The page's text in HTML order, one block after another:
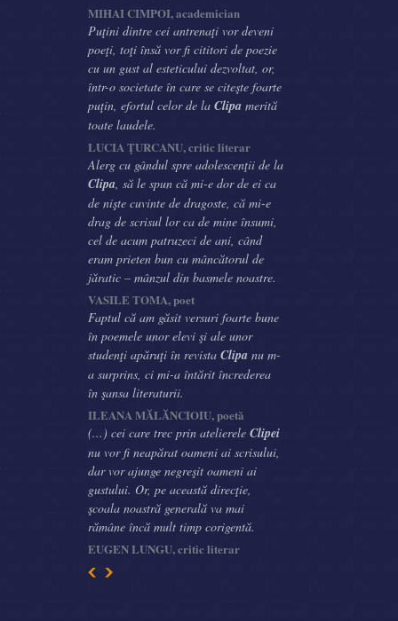
MIHAI CIMPOI, academician
Puţini dintre cei antrenaţi vor deveni
poeţi, toţi însă vor fi cititori de poezie
cu un gust al esteticului dezvoltat, or,
într-o societate în care se citeşte foarte
puţin, efortul celor de la Clipa merită
toate laudele.
LUCIA ŢURCANU, critic literar
Alerg cu gândul spre adolescenţii de la
Clipa, să le spun că mi-e dor de ei ca
de nişte cuvinte de dragoste, că mi-e
drag de scrisul lor ca de mine însumi,
cel de acum patruzeci de ani, când
eram prieten bun cu mâncătorul de
jăratic – mânzul din basmele noastre.
VASILE TOMA, poet
Faptul că am găsit versuri foarte bune
în poemele unor elevi şi ale unor
studenţi apăruţi în revista Clipa nu m-
a surprins, ci mi-a întărit încrederea
în şansa literaturii.
ILEANA MĂLĂNCIOIU, poetă
(...) cei care trec prin atelierele Clipei
nu vor fi neapărat oameni ai scrisului,
dar vor ajunge negreşit oameni ai
gustului. Or, pe această direcţie,
şcoala noastră generală va mai
rămâne încă mult timp corigentă.
EUGEN LUNGU, critic literar